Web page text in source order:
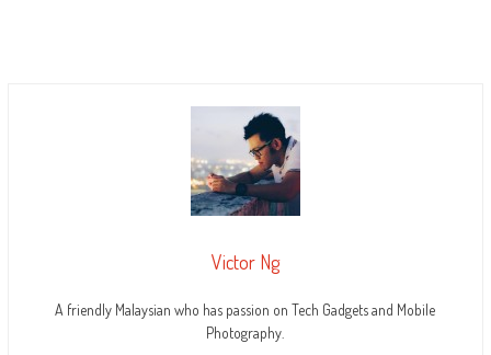
Victor Ng
A friendly Malaysian who has passion on Tech Gadgets and Mobile
Photography.